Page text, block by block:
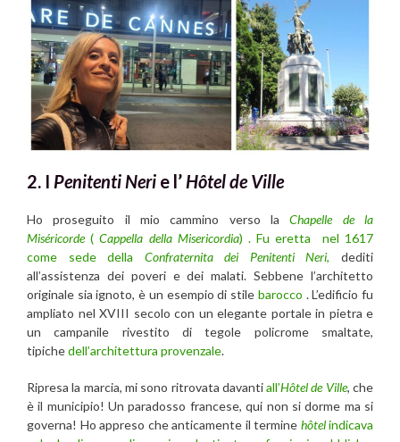
2. I Penitenti Neri e l’Hôtel de Ville
Ho proseguito il mio cammino verso laChapelle de la
Miséricorde(Cappella della Misericordia) . Fu eretta nel 1617
come sede della Confraternita dei Penitenti Neri, dediti
all’assistenza dei poveri e dei malati. Sebbene l’architetto
originale sia ignoto, è un esempio di stile barocco . L’edificio fu
ampliato nel XVIII secolo con un elegante portale in pietra e
un campanile rivestito di tegole policrome smaltate,
tipichedell’architettura provenzale.
Ripresa la marcia, mi sono ritrovata davantiall’Hôtel de Ville, che
è il municipio! Un paradosso francese, qui non si dorme ma si
governa! Ho appreso che anticamente il termine hôtelindicava